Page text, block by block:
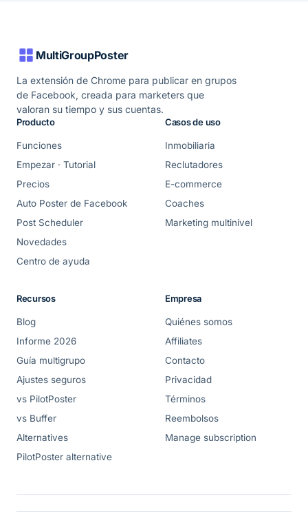
MultiGroupPoster
La extensión de Chrome para publicar en grupos
de Facebook, creada para marketers que
valoran su tiempo y sus cuentas.
Producto
Funciones
Empezar · Tutorial
Precios
Auto Poster de Facebook
Post Scheduler
Novedades
Centro de ayuda
Casos de uso
Inmobiliaria
Reclutadores
E-commerce
Coaches
Marketing multinivel
Recursos
Blog
Informe 2026
Guía multigrupo
Ajustes seguros
vs PilotPoster
vs Buffer
Alternatives
PilotPoster alternative
Empresa
Quiénes somos
Affiliates
Contacto
Privacidad
Términos
Reembolsos
Manage subscription